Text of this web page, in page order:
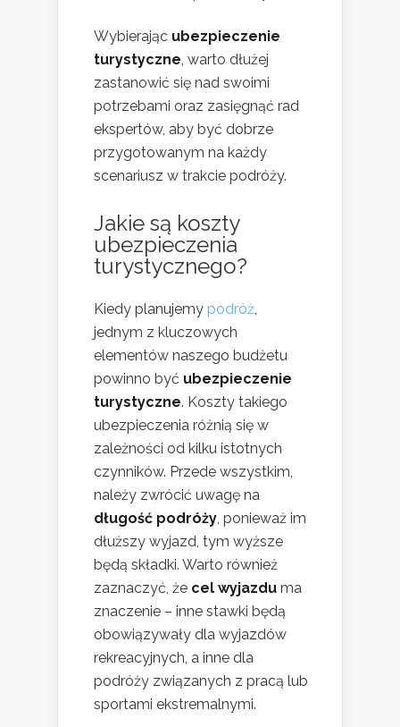
Wybierając ubezpieczenie
turystyczne , warto dłużej
zastanowić się nad swoimi
potrzebami oraz zasięgnąć rad
ekspertów, aby być dobrze
przygotowanym na każdy
scenariusz w trakcie podróży.
Jakie są koszty
ubezpieczenia
turystycznego?
Kiedy planujemy podróż
jednym z kluczowych
elementów naszego budżetu
powinno być ubezpieczenie
turystyczne. Koszty takiego
ubezpieczenia różnią się w
zależności od kilku istotnych
czynników. Przede wszystkim,
należy zwrócić uwagę na
długość podróży , ponieważ im
dłuższy wyjazd, tym wyższe
będą składki. Warto również
zaznaczyć, że cel wyjazdu ma
znaczenie – inne stawki będą
obowiązywały dla wyjazdów
rekreacyjnych, a inne dla
podróży związanych z pracą lub
sportami ekstremalnymi.